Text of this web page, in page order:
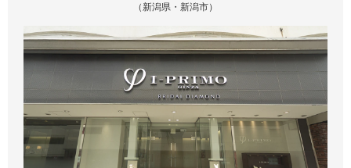
（新潟県・新潟市）